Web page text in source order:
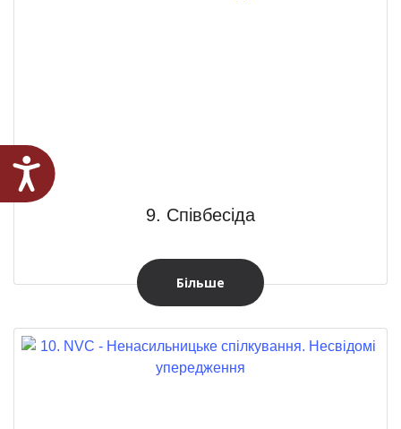
Доступність
9. Співбесіда
Більше